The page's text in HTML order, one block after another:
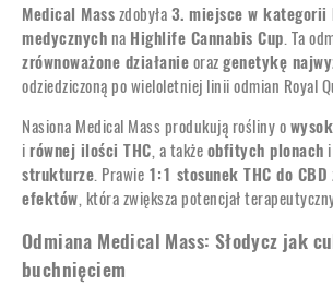
Medical Masszdobyła3. miejsce w kategorii
medycznychna Highlife Cannabis Cup. Ta
zrównoważone działanieorazgenetykę
odziedziczoną po wieloletniej linii odmian Royal
Nasiona Medical Mass produkują rośliny o
irównej ilości THC, a takżeobfitych plonach i
strukturze. Prawie 1:1 stosunek THC do CBD
efektów, która zwiększa potencjał
Odmiana Medical Mass: Słodycz jak
buchnięciem